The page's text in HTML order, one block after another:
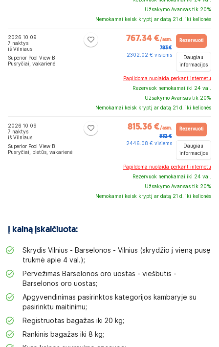
Užsakymo Avansas tik 20%
Nemokamai keisk kryptį ar datą 21 d. iki kelionės
2026 10 09
7 naktys
iš Vilniaus
Superior Pool View B
Pusryčiai, vakarienė
767.34 €/asm.
783 €
2302.02 € visiems
Rezervuoti
Daugiau
informacijos
Papildoma nuolaida perkant internetu
Rezervuok nemokamai iki 24 val.
Užsakymo Avansas tik 20%
Nemokamai keisk kryptį ar datą 21 d. iki kelionės
2026 10 09
7 naktys
iš Vilniaus
Superior Pool View B
Pusryčiai, pietūs, vakarienė
815.36 €/asm.
832 €
2446.08 € visiems
Rezervuoti
Daugiau
informacijos
Papildoma nuolaida perkant internetu
Rezervuok nemokamai iki 24 val.
Užsakymo Avansas tik 20%
Nemokamai keisk kryptį ar datą 21 d. iki kelionės
Į kainą įskaičiuota:
Skrydis Vilnius - Barselonos - Vilnius (skrydžio į vieną pusę
trukmė apie 4 val.);
Pervežimas Barselonos oro uostas - viešbutis -
Barselonos oro uostas;
Apgyvendinimas pasirinktos kategorijos kambaryje su
pasirinktu maitinimu;
Registruotas bagažas iki 20 kg;
Rankinis bagažas iki 8 kg;